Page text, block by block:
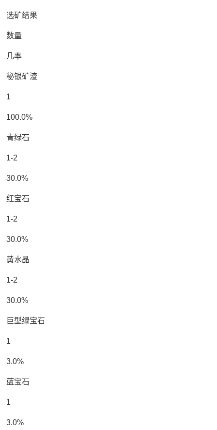
选矿结果
数量
几率
秘银矿渣
1
100.0%
青绿石
1-2
30.0%
红宝石
1-2
30.0%
黄水晶
1-2
30.0%
巨型绿宝石
1
3.0%
蓝宝石
1
3.0%